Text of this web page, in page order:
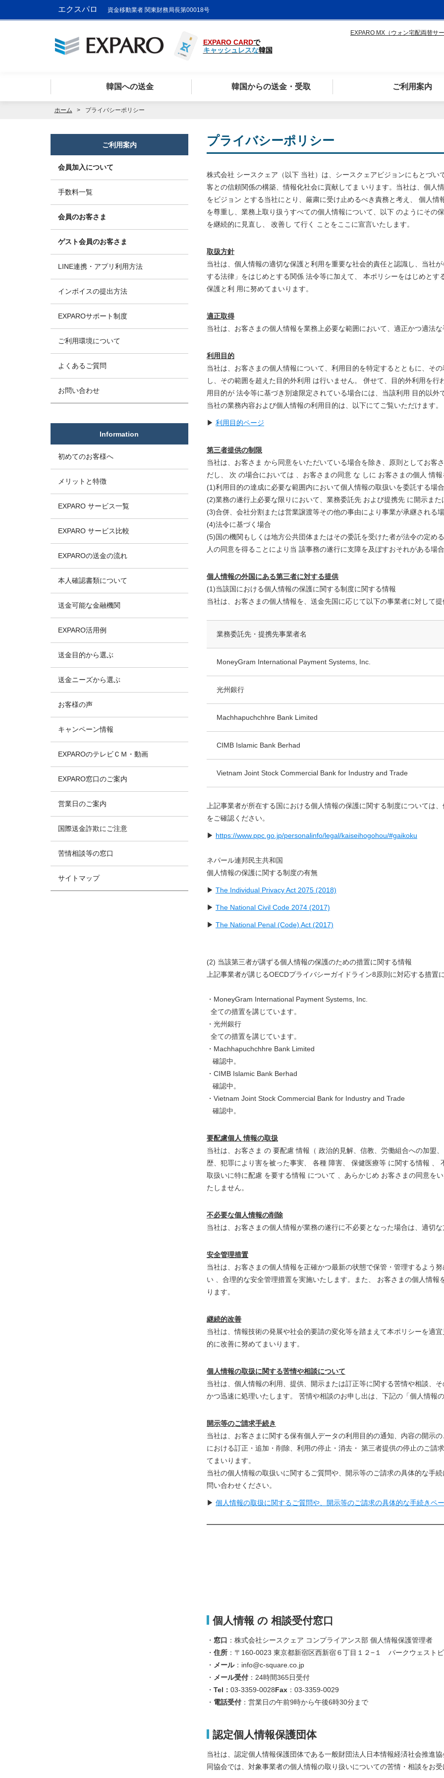
エクスパロ 資金移動業者 関東財務局長第00018号
EXPARO CARDで
キャッシュレスな韓国
EXPARO MX（ウォン宅配両替サー
韓国への送金 韓国からの送金・受取 ご利用案内
ホーム プライバシーポリシー
プライバシーポリシー
株式会社 シースクェア（以下 当社）は、シースクェアビジョンにもとづ
客との信頼関係の構築、情報化社会に貢献してま いります。当社は、個人
をビジョン とする当社にとり、厳粛に受け止めるべき責務と考え、 個人
を尊重し、業務上取り扱うすべての個人情報について、以下 のようにその
を継続的に見直し、 改善し て行く ことをここに宣言いたします。
取扱方針
当社は、個人情報の適切な保護と利用を重要な社会的責任と認識し、当社
する法律」をはじめとする関係 法令等に加えて、 本ポリシーをはじめと
保護と利 用に努めてまいります。
適正取得
当社は、お客さまの個人情報を業務上必要な範囲において、適正かつ適法な
利用目的
当社は、お客さまの個人情報について、利用目的を特定するとともに、そ
し、その範囲を超えた目的外利用 は行いません。 併せて、目的外利用を
用目的が 法令等に基づき別途限定されている場合には、当該利用 目的以外
当社の業務内容および個人情報の利用目的は、以下にてご覧いただけます。
▶ 利用目的ページ
第三者提供の制限
当社は、お客さま から同意をいただいている場合を除き、原則としてお客
だし、 次 の場合においては 、お客さまの同意 な しに お客さまの個人 情
(1)利用目的の達成に必要な範囲内において個人情報の取扱いを委託する場合
(2)業務の遂行上必要な限りにおいて、業務委託先 および提携先 に開示また
(3)合併、会社分割または営業譲渡等その他の事由により事業が承継される
(4)法令に基づく場合
(5)国の機関もしくは地方公共団体またはその委託を受けた者が法令の定め
人の同意を得ることにより当 該事務の遂行に支障を及ぼすおそれがある場合
個人情報の外国にある第三者に対する提供
(1)当該国における個人情報の保護に関する制度に関する情報
当社は、お客さまの個人情報を、送金先国に応じて以下の事業者に対して提
業務委託先・提携先事業者名
MoneyGram International Payment Systems, Inc.
光州銀行
Machhapuchchhre Bank Limited
CIMB Islamic Bank Berhad
Vietnam Joint Stock Commercial Bank for Industry and Trade
上記事業者が所在する国における個人情報の保護に関する制度については
をご確認ください。
▶ https://www.ppc.go.jp/personalinfo/legal/kaiseihogohou/#gaikoku
ネパール連邦民主共和国
個人情報の保護に関する制度の有無
▶ The Individual Privacy Act 2075 (2018)
▶ The National Civil Code 2074 (2017)
▶ The National Penal (Code) Act (2017)
(2) 当該第三者が講ずる個人情報の保護のための措置に関する情報
上記事業者が講じるOECDプライバシーガイドライン8原則に対応する措置
・MoneyGram International Payment Systems, Inc.
全ての措置を講じています。
・光州銀行
全ての措置を講じています。
・Machhapuchchhre Bank Limited
確認中。
・CIMB Islamic Bank Berhad
確認中。
・Vietnam Joint Stock Commercial Bank for Industry and Trade
確認中。
要配慮個人 情報の取扱
当社は、お客さま の 要配慮 情報（ 政治的見解、信教、労働組合への加盟
歴、犯罪により害を被った事実、 各種 障害、 保健医療等 に関する情報
取扱いに特に配慮 を要する情報 について 、あらかじめ お客さまの同意を
たしません。
不必要な個人情報の削除
当社は、お客さまの個人情報が業務の遂行に不必要となった場合は、適切
安全管理措置
当社は、お客さまの個人情報を正確かつ最新の状態で保管・管理するよう
い 、合理的な安全管理措置を実施いたします。また、 お客さまの個人情
ります。
継続的改善
当社は、情報技術の発展や社会的要請の変化等を踏まえて本ポリシーを適
的に改善に努めてまいります。
個人情報の取扱に関する苦情や相談について
当社は、個人情報の利用、提供、開示または訂正等に関する苦情や相談、
かつ迅速に処理いたします。 苦情や相談のお申し出は、下記の「個人情報
開示等のご請求手続き
当社は、お客さまに関する保有個人データの利用目的の通知、内容の開示
における訂正・追加・削除、利用の停止・消去・ 第三者提供の停止のご請
てまいります。
当社の個人情報の取扱いに関するご質問や、開示等のご請求の具体的な手
問い合わせください。
▶ 個人情報の取扱に関するご質問や、開示等のご請求の具体的な手続きペ
個人情報 の 相談受付窓口
・ 窓口 ：株式会社シースクェア コンプライアンス部 個人情報保護管理者
・ 住所 ：〒160-0023 東京都新宿区西新宿６丁目１２−１ パークウェスト
・ メール：info@c-square.co.jp
・ メール受付 ：24時間365日受付
・ Tel： 03-3359-0028Fax ：03-3359-0029
・ 電話受付 ：営業日の午前9時から午後6時30分まで
認定個人情報保護団体
当社は、認定個人情報保護団体である一般財団法人日本情報経済社会推進協
同協会では、対象事業者の個人情報の取り扱いについての苦情・相談をお受
ご利用案内
会員加入について
手数料一覧
会員のお客さま
ゲスト会員のお客さま
LINE連携・アプリ利用方法
インボイスの提出方法
EXPAROサポート制度
ご利用環境について
よくあるご質問
お問い合わせ
Information
初めてのお客様へ
メリットと特徴
EXPARO サービス一覧
EXPARO サービス比較
EXPAROの送金の流れ
本人確認書類について
送金可能な金融機関
EXPARO活用例
送金目的から選ぶ
送金ニーズから選ぶ
お客様の声
キャンペーン情報
EXPAROのテレビＣＭ・動画
EXPARO窓口のご案内
営業日のご案内
国際送金詐欺にご注意
苦情相談等の窓口
サイトマップ